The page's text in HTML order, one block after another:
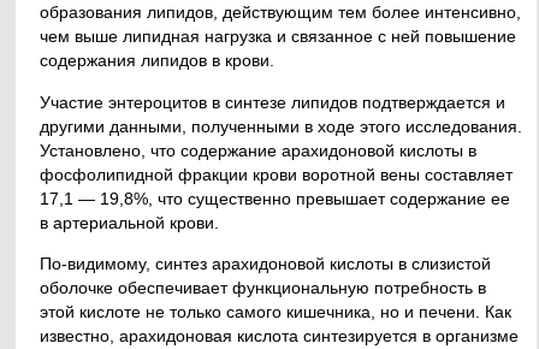
образования липидов, действующим тем более интенсивно,
чем выше липидная нагрузка и связанное с ней повышение
содержания липидов в крови.
Участие энтероцитов в синтезе липидов подтверждается и
другими данными, полученными в ходе этого исследования.
Установлено, что содержание арахидоновой кислоты в
фосфолипидной фракции крови воротной вены составляет
17,1 — 19,8%, что существенно превышает содержание ее
в артериальной крови.
По-видимому, синтез арахидоновой кислоты в слизистой
оболочке обеспечивает функциональную потребность в
этой кислоте не только самого кишечника, но и печени. Как
известно, арахидоновая кислота синтезируется в организме